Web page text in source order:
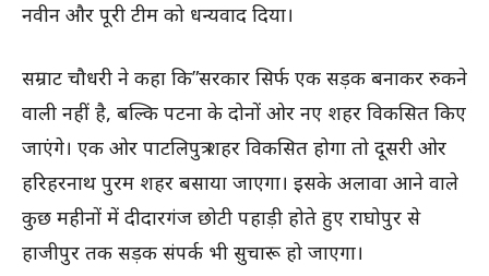
नवीन और पूरी टीम को धन्यवाद दिया।
सम्राट चौधरी ने कहा कि”सरकार सिर्फ एक सड़क बनाकर रुकने
वाली नहीं है, बल्कि पटना के दोनों ओर नए शहर विकसित किए
जाएंगे। एक ओर पाटलिपुत्र शहर विकसित होगा तो दूसरी ओर
हरिहरनाथ पुरम शहर बसाया जाएगा। इसके अलावा आने वाले
कुछ महीनों में दीदारगंज छोटी पहाड़ी होते हुए राघोपुर से
हाजीपुर तक सड़क संपर्क भी सुचारू हो जाएगा।